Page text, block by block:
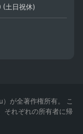
(土日祝休)
が全著作権所有。 こ
それぞれの所有者に帰